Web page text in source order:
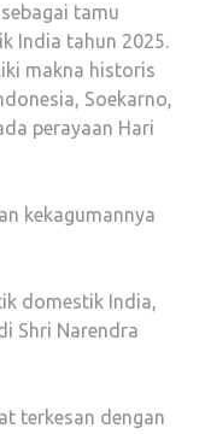
tamu
India tahun 2025.
makna historis
Soekarno,
perayaan Hari
kekagumannya
domestik India,
Shri Narendra
terkesan dengan